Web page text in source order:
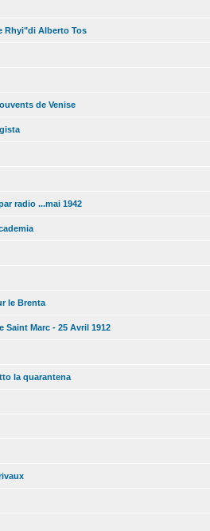
Rhyi"di Alberto Tos
de Venise
radio ...mai 1942
le Brenta
Marc - 25 Avril 1912
la quarantena